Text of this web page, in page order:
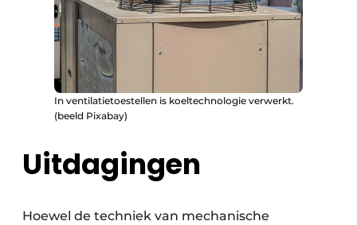
In ventilatietoestellen is koeltechnologie verwerkt.
(beeld Pixabay)
Uitdagingen
Hoewel de techniek van mechanische